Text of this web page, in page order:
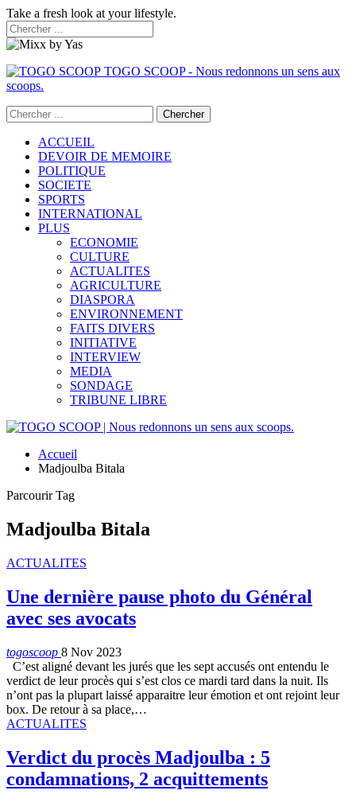
Take a fresh look at your lifestyle.
TOGO SCOOP - Nous redonnons un sens aux
scoops.
ACCUEIL
DEVOIR DE MEMOIRE
POLITIQUE
SOCIETE
SPORTS
INTERNATIONAL
PLUS
ECONOMIE
CULTURE
ACTUALITES
AGRICULTURE
DIASPORA
ENVIRONNEMENT
FAITS DIVERS
INITIATIVE
INTERVIEW
MEDIA
SONDAGE
TRIBUNE LIBRE
Accueil
Madjoulba Bitala
Parcourir Tag
Madjoulba Bitala
ACTUALITES
Une dernière pause photo du Général
avec ses avocats
togoscoop 8 Nov 2023
C’est aligné devant les jurés que les sept accusés ont entendu le
verdict de leur procès qui s’est clos ce mardi tard dans la nuit. Ils
n’ont pas la plupart laissé apparaitre leur émotion et ont rejoint leur
box. De retour à sa place,…
ACTUALITES
Verdict du procès Madjoulba : 5
condamnations, 2 acquittements